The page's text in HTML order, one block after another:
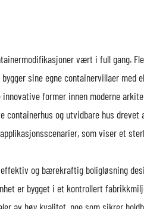
vært i full gang.
sine egne containervillaer med
former innen moderne
containerhus og utvidbare hus drevet
som viser et
effektiv og bærekraftig boligløsning
er bygget i et kontrollert
av høy kvalitet, noe som sikrer